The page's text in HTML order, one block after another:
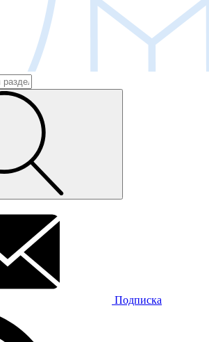
Подписка